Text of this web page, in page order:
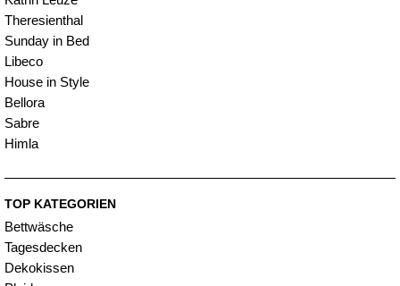
Theresienthal
Sunday in Bed
Libeco
House in Style
Bellora
Sabre
Himla
TOP KATEGORIEN
Bettwäsche
Tagesdecken
Dekokissen